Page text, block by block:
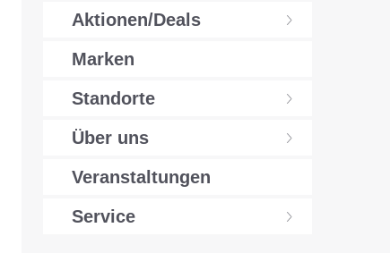
Aktionen/Deals
Marken
Standorte
Über uns
Veranstaltungen
Service